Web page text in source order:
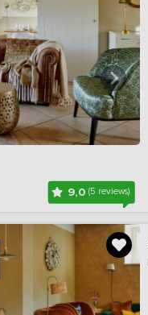
9,0(5 reviews)